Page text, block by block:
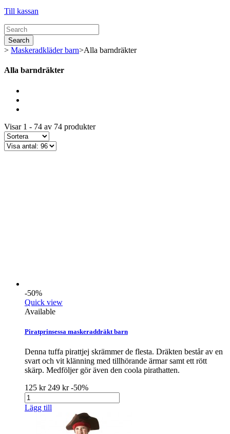
Till kassan
Search
> Maskeradkläder barn>Alla barndräkter
Alla barndräkter
Visar 1 - 74 av 74 produkter
-50%
Quick view
Available
Piratprinsessa maskeraddräkt barn
Denna tuffa pirattjej skrämmer de flesta. Dräkten består av en
svart och vit klänning med tillhörande ärmar samt ett rött
skärp. Medföljer gör även den coola pirathatten.
125 kr 249 kr-50%
Lägg till